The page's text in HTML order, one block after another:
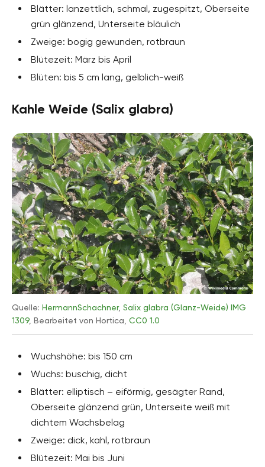
Blätter: lanzettlich, schmal, zugespitzt, Oberseite
grün glänzend, Unterseite bläulich
Zweige: bogig gewunden, rotbraun
Blütezeit: März bis April
Blüten: bis 5 cm lang, gelblich-weiß
Kahle Weide (Salix glabra)
Quelle: HermannSchachner, Salix glabra (Glanz-Weide) IMG
1309, Bearbeitet von Hortica, CC0 1.0
Wuchshöhe: bis 150 cm
Wuchs: buschig, dicht
Blätter: elliptisch – eiförmig, gesägter Rand,
Oberseite glänzend grün, Unterseite weiß mit
dichtem Wachsbelag
Zweige: dick, kahl, rotbraun
Blütezeit: Mai bis Juni